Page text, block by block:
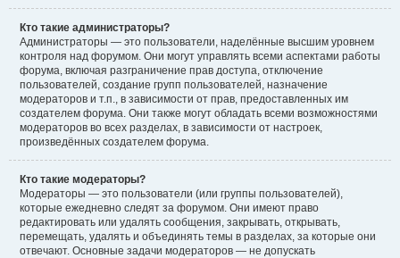
Кто такие администраторы?
Администраторы — это пользователи, наделённые высшим уровнем
контроля над форумом. Они могут управлять всеми аспектами работы
форума, включая разграничение прав доступа, отключение
пользователей, создание групп пользователей, назначение
модераторов и т.п., в зависимости от прав, предоставленных им
создателем форума. Они также могут обладать всеми возможностями
модераторов во всех разделах, в зависимости от настроек,
произведённых создателем форума.
Кто такие модераторы?
Модераторы — это пользователи (или группы пользователей),
которые ежедневно следят за форумом. Они имеют право
редактировать или удалять сообщения, закрывать, открывать,
перемещать, удалять и объединять темы в разделах, за которые они
отвечают. Основные задачи модераторов — не допускать